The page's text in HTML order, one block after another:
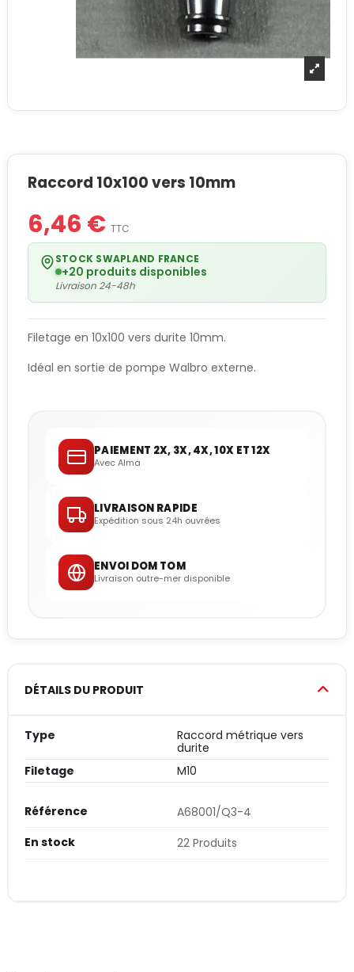
Raccord 10x100 vers 10mm
6,46 € TTC
STOCK SWAPLAND FRANCE
+20 produits disponibles
Livraison 24-48h
Filetage en 10x100 vers durite 10mm.
Idéal en sortie de pompe Walbro externe.
PAIEMENT 2X, 3X, 4X, 10X ET 12X
Avec Alma
LIVRAISON RAPIDE
Expédition sous 24h ouvrées
ENVOI DOM TOM
Livraison outre-mer disponible
DÉTAILS DU PRODUIT
Type
Raccord métrique vers
durite
Filetage
M10
Référence
A68001/Q3-4
En stock
22 Produits